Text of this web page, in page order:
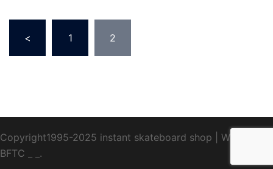
の
ジ
り
< 1 2
Copyright1995-2025 instant skateboard shop
WebDesign
BFTC _ _.